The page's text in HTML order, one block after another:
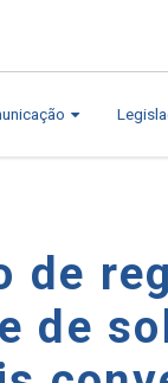
de
de